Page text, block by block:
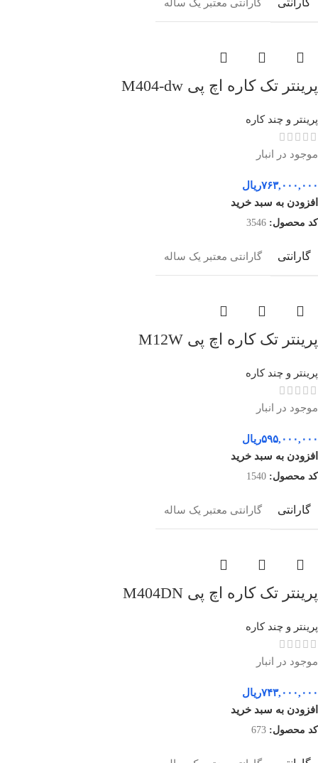
گارانتی معتبر یک ساله
پرینتر تک کاره اچ پی M404-dw
پرینتر و چند کاره
موجود در انبار
۷۶۳,۰۰۰,۰۰۰ریال
افزودن به سبد خرید
کد محصول: 3546
گارانتی گارانتی معتبر یک ساله
پرینتر تک کاره اچ پی M12W
پرینتر و چند کاره
موجود در انبار
۵۹۵,۰۰۰,۰۰۰ریال
افزودن به سبد خرید
کد محصول: 1540
گارانتی گارانتی معتبر یک ساله
پرینتر تک کاره اچ پی M404DN
پرینتر و چند کاره
موجود در انبار
۷۴۳,۰۰۰,۰۰۰ریال
افزودن به سبد خرید
کد محصول: 673